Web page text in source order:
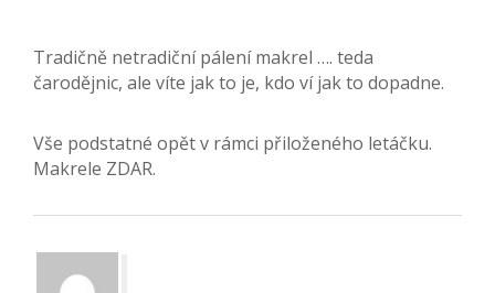
Tradičně netradiční pálení makrel …. teda
čarodějnic, ale víte jak to je, kdo ví jak to dopadne.
Vše podstatné opět v rámci přiloženého letáčku.
Makrele ZDAR.